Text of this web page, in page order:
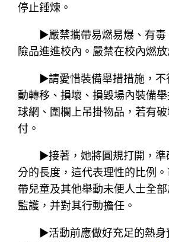
停止錘煉。
▶嚴禁攜帶易燃易爆、有毒
險品進進校內。嚴禁在校內燃放
▶請愛惜裝備舉措措施，不
動轉移、損壞、損毀場內裝備
球網、圍欄上吊掛物品，若有
付。
▶接著，她將圓規打開，準
分的長度，這代表理性的比例
帶兒童及其他舉動未便人士全
監護，并對其行動擔任。
▶活動前應做好充足的熱身